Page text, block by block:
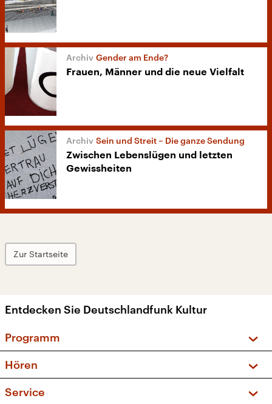
Gender am Ende?
Frauen, Männer und die neue Vielfalt
Sein und Streit – Die ganze Sendung
Zwischen Lebenslügen und letzten
Gewissheiten
Zur Startseite
Entdecken Sie Deutschlandfunk Kultur
Programm
Sendungen und Podcasts
Musikliste
Hören
Service